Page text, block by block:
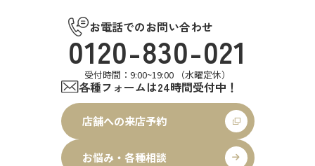
お電話でのお問い合わせ
0120-830-021
受付時間：9:00~19:00 （水曜定休）
各種フォームは24時間受付中！
店舗への来店予約
お悩み・各種相談